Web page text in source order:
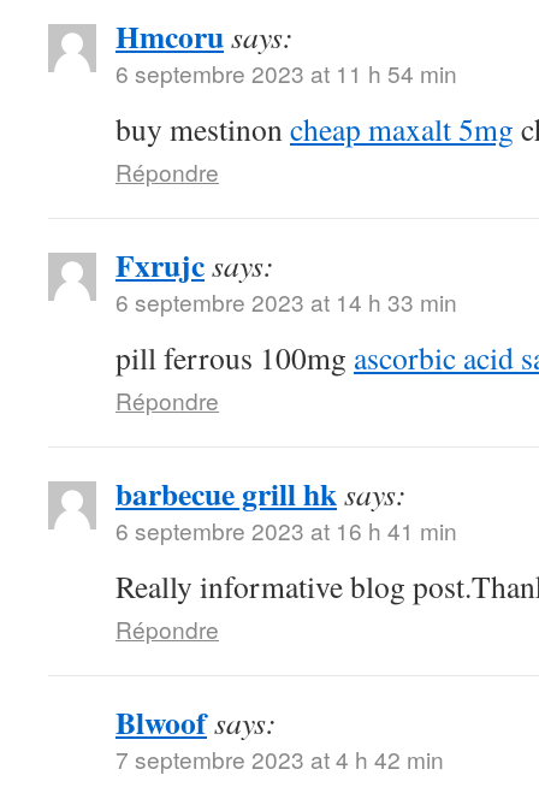
Hmcorusays:
6 septembre 2023 at 11 h 54 min
buy mestinoncheap maxalt 5mg
Répondre
Fxrujcsays:
6 septembre 2023 at 14 h 33 min
pill ferrous 100mg ascorbic acid
Répondre
barbecue grill hksays:
6 septembre 2023 at 16 h 41 min
Really informative blog
Répondre
Blwoofsays:
7 septembre 2023 at 4 h 42 min